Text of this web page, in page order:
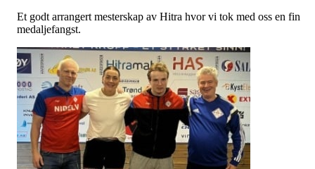
Et godt arrangert mesterskap av Hitra hvor vi tok med oss en fin
medaljefangst.